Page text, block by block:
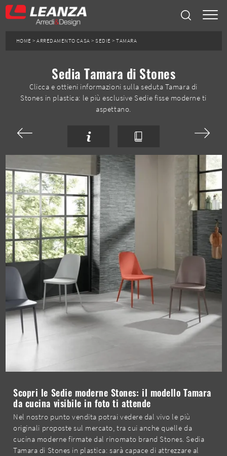
HOME >ARREDAMENTO CASA >SEDIE >TAMARA
Sedia Tamara di Stones
Clicca e ottieni informazioni sulla seduta Tamara di
Stones in plastica: le più esclusive Sedie fisse moderne ti
aspettano.
Scopri le Sedie moderne Stones: il modello Tamara
da cucina visibile in foto ti attende
Nel nostro punto vendita potrai vedere dal vivo le più
originali proposte sul mercato, tra cui anche quelle da
cucina moderne firmate dal rinomato brand Stones. Sedia
Tamara di Stones in plastica: sarà capace di attrezzare al